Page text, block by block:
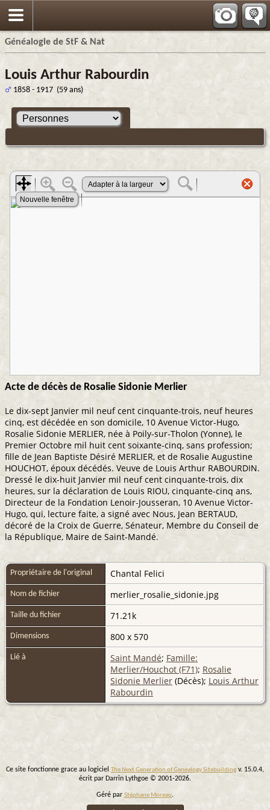
Généalogie de StF & Nat
Louis Arthur Rabourdin
1858 - 1917 (59 ans)
Acte de décès de Rosalie Sidonie Merlier
Le dix-sept Janvier mil neuf cent cinquante-trois, neuf heures
cinq, est décédée en son domicile, 10 Avenue Victor-Hugo,
Rosalie Sidonie MERLIER, née à Poily-sur-Tholon (Yonne), le
Premier Octobre mil huit cent soixante-cinq, sans profession;
fille de Jean Baptiste Désiré MERLIER, et de Rosalie Augustine
HOUCHOT, époux décédés. Veuve de Louis Arthur RABOURDIN.
Dressé le dix-huit Janvier mil neuf cent cinquante-trois, dix
heures, sur la déclaration de Louis RIOU, cinquante-cinq ans,
Directeur de la Fondation Lenoir-Jousseran, 10 Avenue Victor-
Hugo, qui, lecture faite, a signé avec Nous, Jean BERTAUD,
décoré de la Croix de Guerre, Sénateur, Membre du Conseil de
la République, Maire de Saint-Mandé.
Propriétaire de l'original Chantal Felici
Nom de fichier merlier_rosalie_sidonie.jpg
Taille du fichier 71.21k
Dimensions 800 x 570
Lié à Saint Mandé; Famille:
Merlier/Houchot (F71); Rosalie
Sidonie Merlier (Décès); Louis Arthur
Rabourdin
Ce site fonctionne grace au logiciel The Next Generation of Genealogy Sitebuilding v. 15.0.4,
écrit par Darrin Lythgoe © 2001-2026.
Géré par Stéphane Moreau.